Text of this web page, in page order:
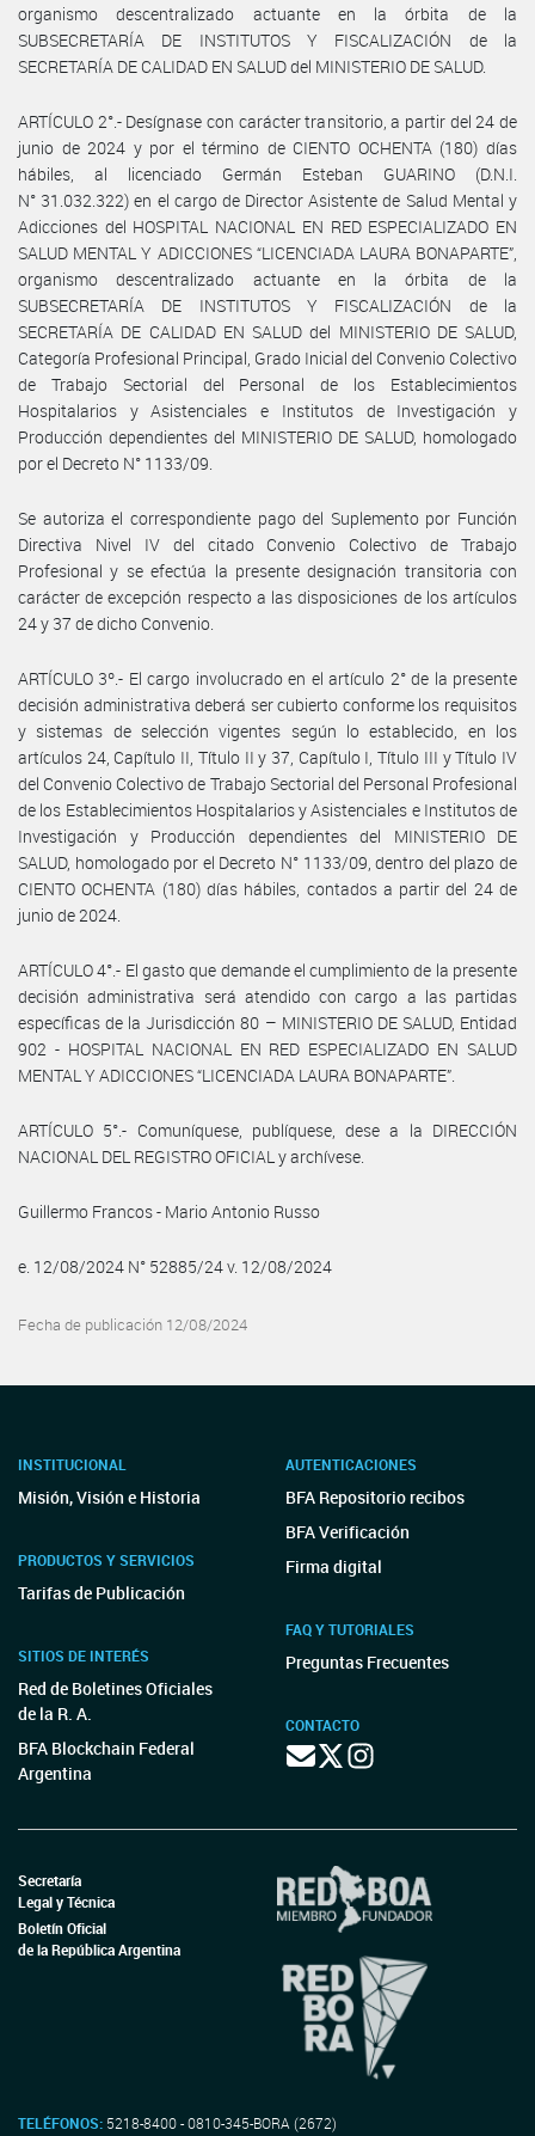
organismo descentralizado actuante en la órbita de la
SUBSECRETARÍA DE INSTITUTOS Y FISCALIZACIÓN de la
SECRETARÍA DE CALIDAD EN SALUD del MINISTERIO DE SALUD.
ARTÍCULO 2°.- Desígnase con carácter transitorio, a partir del 24 de
junio de 2024 y por el término de CIENTO OCHENTA (180) días
hábiles, al licenciado Germán Esteban GUARINO (D.N.I.
N° 31.032.322) en el cargo de Director Asistente de Salud Mental y
Adicciones del HOSPITAL NACIONAL EN RED ESPECIALIZADO EN
SALUD MENTAL Y ADICCIONES “LICENCIADA LAURA BONAPARTE”,
organismo descentralizado actuante en la órbita de la
SUBSECRETARÍA DE INSTITUTOS Y FISCALIZACIÓN de la
SECRETARÍA DE CALIDAD EN SALUD del MINISTERIO DE SALUD,
Categoría Profesional Principal, Grado Inicial del Convenio Colectivo
de Trabajo Sectorial del Personal de los Establecimientos
Hospitalarios y Asistenciales e Institutos de Investigación y
Producción dependientes del MINISTERIO DE SALUD, homologado
por el Decreto N° 1133/09.
Se autoriza el correspondiente pago del Suplemento por Función
Directiva Nivel IV del citado Convenio Colectivo de Trabajo
Profesional y se efectúa la presente designación transitoria con
carácter de excepción respecto a las disposiciones de los artículos
24 y 37 de dicho Convenio.
ARTÍCULO 3º.- El cargo involucrado en el artículo 2° de la presente
decisión administrativa deberá ser cubierto conforme los requisitos
y sistemas de selección vigentes según lo establecido, en los
artículos 24, Capítulo II, Título II y 37, Capítulo I, Título III y Título IV
del Convenio Colectivo de Trabajo Sectorial del Personal Profesional
de los Establecimientos Hospitalarios y Asistenciales e Institutos de
Investigación y Producción dependientes del MINISTERIO DE
SALUD, homologado por el Decreto N° 1133/09, dentro del plazo de
CIENTO OCHENTA (180) días hábiles, contados a partir del 24 de
junio de 2024.
ARTÍCULO 4°.- El gasto que demande el cumplimiento de la presente
decisión administrativa será atendido con cargo a las partidas
específicas de la Jurisdicción 80 – MINISTERIO DE SALUD, Entidad
902 - HOSPITAL NACIONAL EN RED ESPECIALIZADO EN SALUD
MENTAL Y ADICCIONES “LICENCIADA LAURA BONAPARTE”.
ARTÍCULO 5°.- Comuníquese, publíquese, dese a la DIRECCIÓN
NACIONAL DEL REGISTRO OFICIAL y archívese.
Guillermo Francos - Mario Antonio Russo
e. 12/08/2024 N° 52885/24 v. 12/08/2024
Fecha de publicación 12/08/2024
INSTITUCIONAL
Misión, Visión e Historia
PRODUCTOS Y SERVICIOS
Tarifas de Publicación
SITIOS DE INTERÉS
Red de Boletines Oficiales
de la R. A.
BFA Blockchain Federal
Argentina
AUTENTICACIONES
BFA Repositorio recibos
BFA Verificación
Firma digital
FAQ Y TUTORIALES
Preguntas Frecuentes
CONTACTO
Secretaría
Legal y Técnica
Boletín Oficial
de la República Argentina
TELÉFONOS: 5218-8400 - 0810-345-BORA (2672)